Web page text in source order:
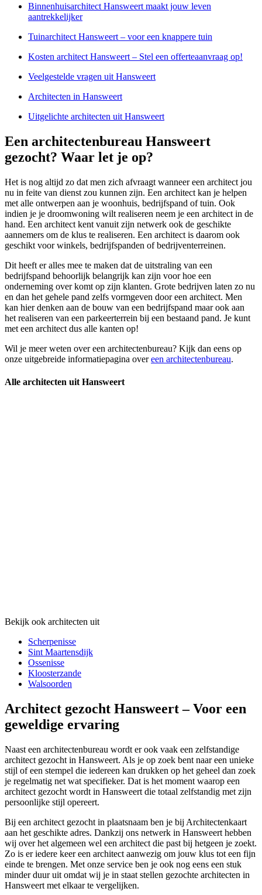
Binnenhuisarchitect Hansweert maakt jouw leven
aantrekkelijker
Tuinarchitect Hansweert – voor een knappere tuin
Kosten architect Hansweert – Stel een offerteaanvraag op!
Veelgestelde vragen uit Hansweert
Architecten in Hansweert
Uitgelichte architecten uit Hansweert
Een architectenbureau Hansweert
gezocht? Waar let je op?
Het is nog altijd zo dat men zich afvraagt wanneer een architect jou
nu in feite van dienst zou kunnen zijn. Een architect kan je helpen
met alle ontwerpen aan je woonhuis, bedrijfspand of tuin. Ook
indien je je droomwoning wilt realiseren neem je een architect in de
hand. Een architect kent vanuit zijn netwerk ook de geschikte
aannemers om de klus te realiseren. Een architect is daarom ook
geschikt voor winkels, bedrijfspanden of bedrijventerreinen.
Dit heeft er alles mee te maken dat de uitstraling van een
bedrijfspand behoorlijk belangrijk kan zijn voor hoe een
onderneming over komt op zijn klanten. Grote bedrijven laten zo nu
en dan het gehele pand zelfs vormgeven door een architect. Men
kan hier denken aan de bouw van een bedrijfspand maar ook aan
het realiseren van een parkeerterrein bij een bestaand pand. Je kunt
met een architect dus alle kanten op!
Wil je meer weten over een architectenbureau? Kijk dan eens op
onze uitgebreide informatiepagina overeen architectenbureau.
Alle architecten uit Hansweert
Bekijk ook architecten uit
Scherpenisse
Sint Maartensdijk
Ossenisse
Kloosterzande
Walsoorden
Architect gezocht Hansweert – Voor een
geweldige ervaring
Naast een architectenbureau wordt er ook vaak een zelfstandige
architect gezocht in Hansweert. Als je op zoek bent naar een unieke
stijl of een stempel die iedereen kan drukken op het geheel dan zoek
je regelmatig net wat specifieker. Dat is het moment waarop een
architect gezocht wordt in Hansweert die totaal zelfstandig met zijn
persoonlijke stijl opereert.
Bij een architect gezocht in plaatsnaam ben je bij Architectenkaart
aan het geschikte adres. Dankzij ons netwerk in Hansweert hebben
wij over het algemeen wel een architect die past bij hetgeen je zoekt.
Zo is er iedere keer een architect aanwezig om jouw klus tot een fijn
einde te brengen. Met onze service ben je ook nog eens een stuk
minder duur uit omdat wij je in staat stellen gezochte architecten in
Hansweert met elkaar te vergelijken.